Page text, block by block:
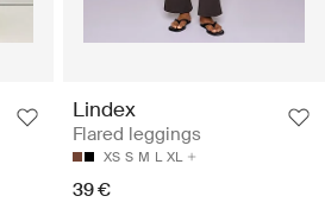
Lindex
Flared leggings
XS S M L XL
39 €